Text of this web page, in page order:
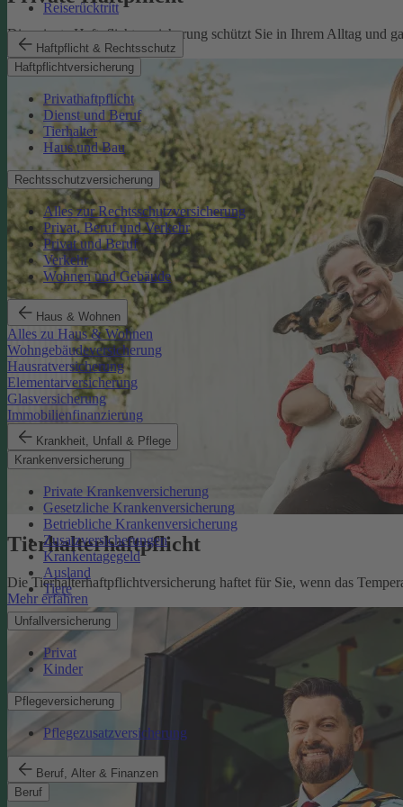
Reiserücktritt
Haftpflicht & Rechtsschutz
Haftpflichtversicherung
Privathaftpflicht
Dienst und Beruf
Tierhalter
Haus und Bau
Rechtsschutzversicherung
Alles zur Rechtsschutzversicherung
Privat, Beruf und Verkehr
Privat und Beruf
Verkehr
Wohnen und Gebäude
Haus & Wohnen
Alles zu Haus & Wohnen
Wohngebäudeversicherung
Hausratversicherung
Elementarversicherung
Glasversicherung
Immobilienfinanzierung
Krankheit, Unfall & Pflege
Krankenversicherung
Private Krankenversicherung
Gesetzliche Krankenversicherung
Betriebliche Krankenversicherung
Zusatzversicherungen
Krankentagegeld
Ausland
Tiere
Unfallversicherung
Privat
Kinder
Pflegeversicherung
Pflegezusatzversicherung
Beruf, Alter & Finanzen
Beruf
Die private Haftpflichtversicherung schützt Sie in Ihrem Alltag und
Mehr erfahren
Tierhalterhaftpflicht
Die Tierhalterhaftpflichtversicherung haftet für Sie, wenn das
Mehr erfahren